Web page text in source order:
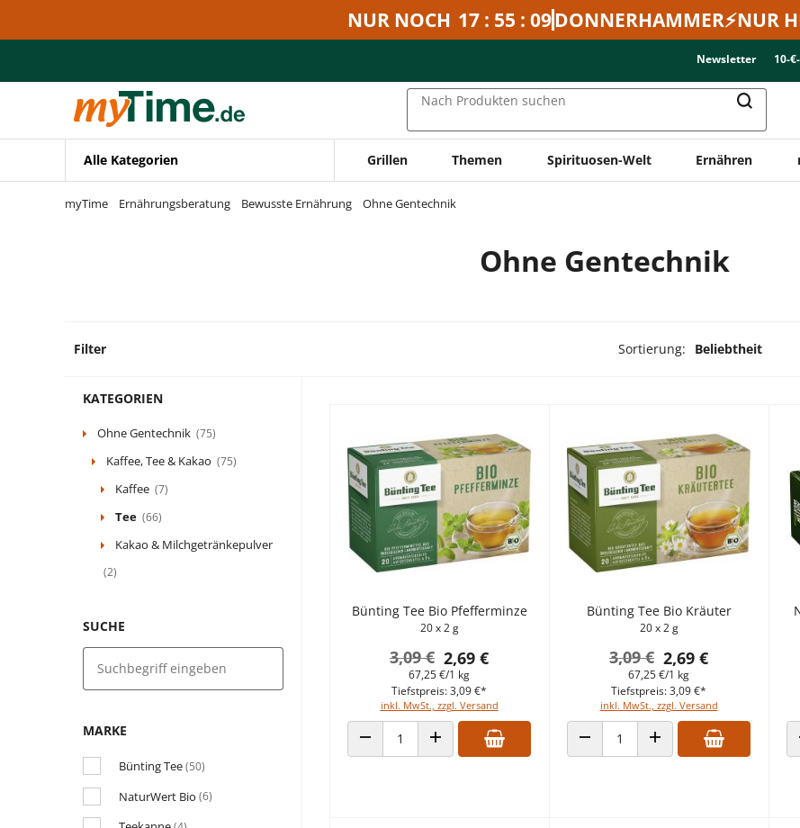
Zur Navigation springen
NUR NOCH 17 : 55 : 09DONNERHAMMER⚡NUR
Newsletter 10-
Nach Produkten suchen
Alle Kategorien Grillen Themen Spirituosen-Welt Ernähren
myTime Ernährungsberatung Bewusste Ernährung Ohne Gentechnik
Ohne Gentechnik
Filter Sortierung: Beliebtheit
KATEGORIEN
Ohne Gentechnik (75)
Kaffee, Tee & Kakao (75)
Kaffee (7)
Tee (66)
Kakao & Milchgetränkepulver
(2)
SUCHE
MARKE
Bünting Tee(50)
NaturWert Bio (6)
Bünting Tee Bio Pfefferminze
20 x 2 g
2,69 €
3,09 €
67,25 €/1 kg
inkl. MwSt., zzgl. Versand
Tiefstpreis: 3,09 €*
ANZAHL VERRINGERNANZAHL ERHÖHEN
Bünting Tee Bio Kräuter
20 x 2 g
2,69 €
3,09 €
67,25 €/1 kg
inkl. MwSt., zzgl. Versand
Tiefstpreis: 3,09 €*
ANZAHL VERRINGERNANZAHL ERHÖHEN